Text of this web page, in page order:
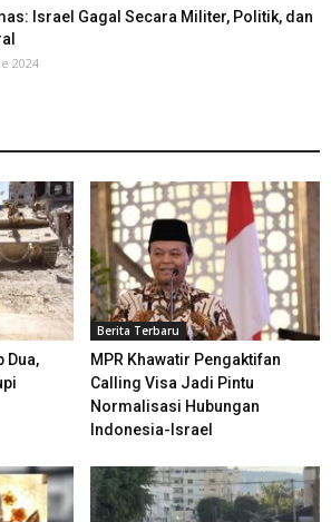
Israel Gagal Secara Militer, Politik, dan
2024
Dua,
Berita Terbaru
MPR Khawatir Pengaktifan
Calling Visa Jadi Pintu
Normalisasi Hubungan
Indonesia-Israel